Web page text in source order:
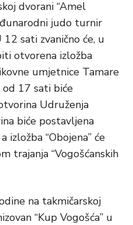
dvorani “Amel
judo turnir
12 sati zvanično će, u
otvorena izložba
umjetnice Tamare
17 sati biće
Udruženja
biće postavljena
izložba “Obojena” će
trajanja “Vogošćanskih
na takmičarskoj
“Kup Vogošća” u